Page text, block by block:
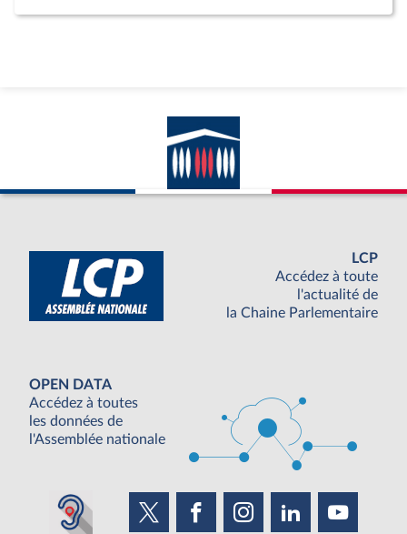
LCP
Accédez à toute
l'actualité de
la Chaine Parlementaire
OPEN DATA
Accédez à toutes
les données de
l'Assemblée nationale